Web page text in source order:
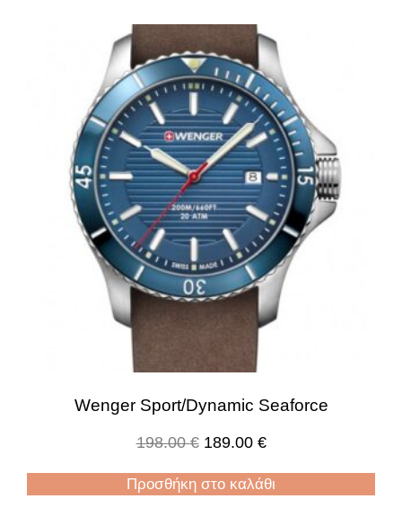
Wenger Sport/Dynamic Seaforce
198.00€ 189.00 €
Προσθήκη στο καλάθι